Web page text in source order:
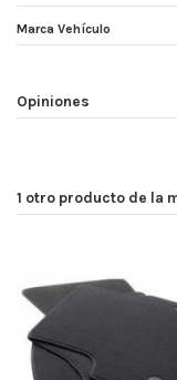
Marca Vehículo
Opiniones
1 otro producto de la